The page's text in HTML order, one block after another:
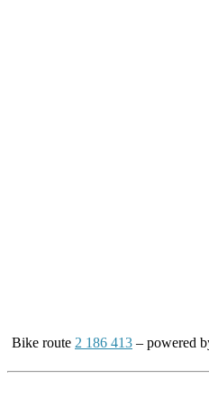
Bike route 2 186 413 – powered